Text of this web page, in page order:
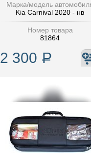
Марка/модель
Kia Carnival 2020 - нв
Номер товара
81864
2 300 Р